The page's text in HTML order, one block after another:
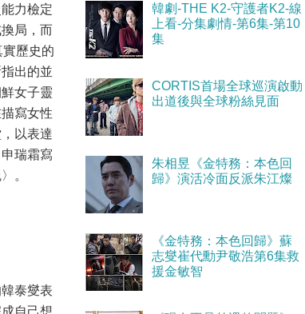
力檢定
局，而
歷史的
指出的並
女子靈
寫女性
以表達
瑞霜寫
。
泰燮表
自己想
韓劇-THE K2-守護者K2-線
上看-分集劇情-第6集-第10
集
CORTIS首場全球巡演啟動
出道後與全球粉絲見面
朱相昱《金特務：本色回
歸》演活冷面反派朱江燦
《金特務：本色回歸》蘇
志燮崔代勳尹敬浩第6集救
援金敏智